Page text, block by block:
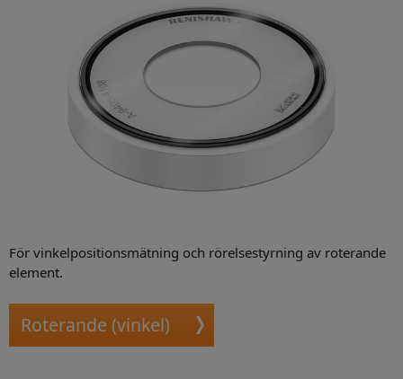
För vinkelpositionsmätning och rörelsestyrning av roterande
element.
Roterande (vinkel)